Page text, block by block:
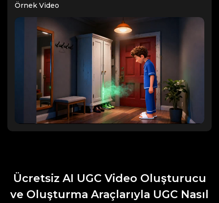
Örnek Video
Ücretsiz AI UGC Video Oluşturucu
ve Oluşturma Araçlarıyla UGC Nasıl